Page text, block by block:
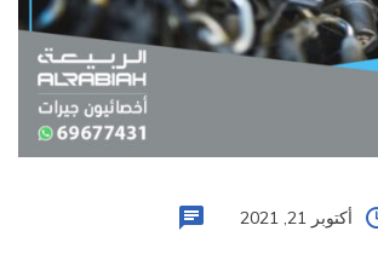
أكتوبر 21, 2021